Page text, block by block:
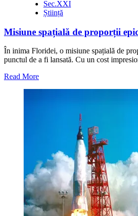
Sec.XXI
Știință
Misiune spațială de proporții
În inima Floridei, o misiune spațială de
punctul de a fi lansată. Cu un cost
Read MoreRead
Jupiter